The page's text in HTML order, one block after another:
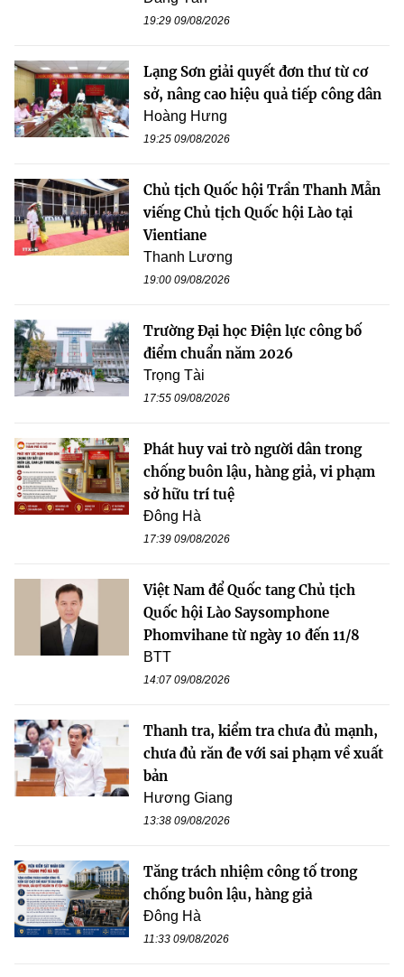
19:29 09/08/2026
Lạng Sơn giải quyết đơn thư từ cơ
sở, nâng cao hiệu quả tiếp công dân
Hoàng Hưng
19:25 09/08/2026
Chủ tịch Quốc hội Trần Thanh Mẫn
viếng Chủ tịch Quốc hội Lào tại
Vientiane
Thanh Lương
19:00 09/08/2026
Trường Đại học Điện lực công bố
điểm chuẩn năm 2026
Trọng Tài
17:55 09/08/2026
Phát huy vai trò người dân trong
chống buôn lậu, hàng giả, vi phạm
sở hữu trí tuệ
Đông Hà
17:39 09/08/2026
Việt Nam để Quốc tang Chủ tịch
Quốc hội Lào Saysomphone
Phomvihane từ ngày 10 đến 11/8
BTT
14:07 09/08/2026
Thanh tra, kiểm tra chưa đủ mạnh,
chưa đủ răn đe với sai phạm về xuất
bản
Hương Giang
13:38 09/08/2026
Tăng trách nhiệm công tố trong
chống buôn lậu, hàng giả
Đông Hà
11:33 09/08/2026